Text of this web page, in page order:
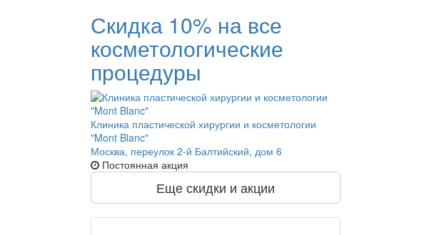
Скидка 10% на все
косметологические
процедуры
Клиника пластической хирургии и косметологии
"Mont Blanc"
Москва, переулок 2-й Балтийский, дом 6
Постоянная акция
Еще скидки и акции